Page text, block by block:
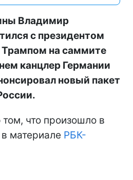
Владимир
с президентом
на саммите
канцлер Германии
новый пакет
что произошло в
материале РБК-